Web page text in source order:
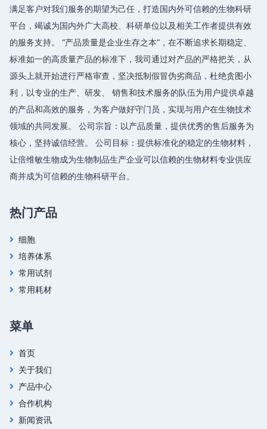
满足客户对我们服务的期望为己任，打造国内外可信赖的生物科研
平台，竭诚为国内外广大高校、科研单位以及相关工作者提供有效
的服务支持。 “产品质量是企业生存之本”，在不断追求长期稳定、
标准如一的高质量产品的标准下，我司通过对产品的严格把关，从
源头上就开始进行严格审查，坚决抵制假冒伪劣商品，杜绝贪图小
利，以专业的生产、研发、 销售和技术服务的队伍为用户提供卓越
的产品和高效的服务，为客户做好守门员，实现与用户在生物技术
领域的共同发展。 公司宗旨：以产品质量，提供优秀的售后服务为
核心，坚持诚信经营。 公司目标：提供标准化的稳定的生物材料，
让倍维敏生物成为生物制品生产企业可以信赖的生物材料专业供应
商并成为可信赖的生物科研平台。
热门产品
细胞
培养体系
常用试剂
常用耗材
菜单
首页
关于我们
产品中心
合作机构
新闻资讯